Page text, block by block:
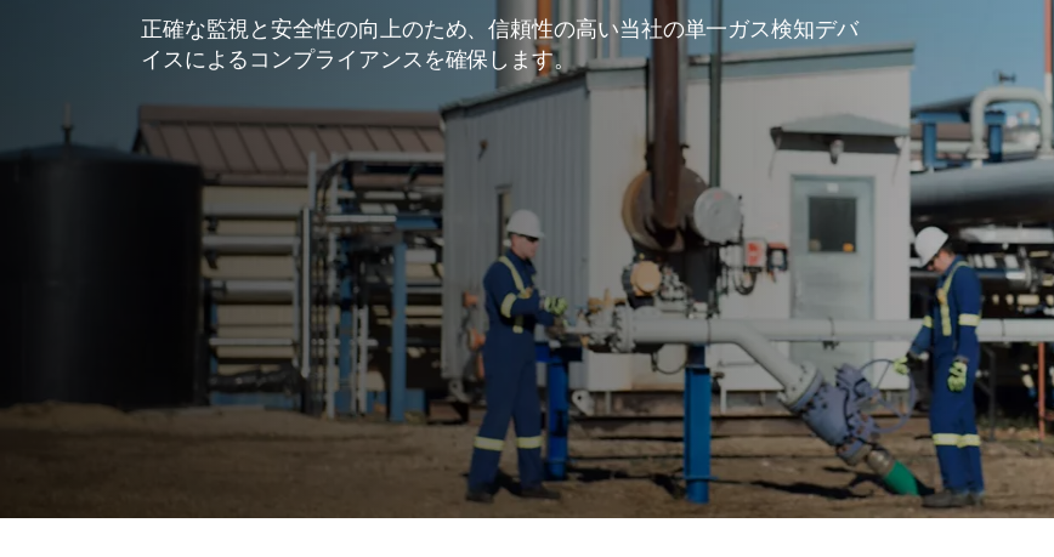
正確な監視と安全性の向上のため、信頼性の高い当社の単一ガス検知デバ
イスによるコンプライアンスを確保します。